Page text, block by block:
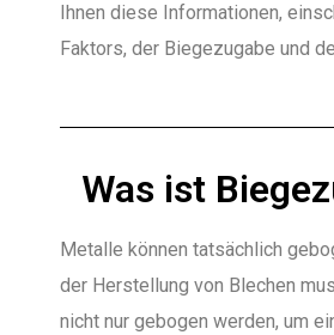
Ihnen diese Informationen,
Faktors, der Biegezugabe und
Was ist
Metalle können tatsächlich
der Herstellung von Blechen
nicht nur gebogen werden, um